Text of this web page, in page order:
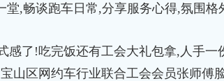
,畅谈跑车日常,分享服务心得,氛围格
了!吃完饭还有工会大礼包拿,人手一
山区网约车行业联合工会会员张师傅